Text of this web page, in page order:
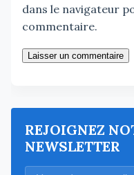
dans le navigateur
commentaire.
Laisser un commentaire
REJOIGNEZ
NEWSLETTER